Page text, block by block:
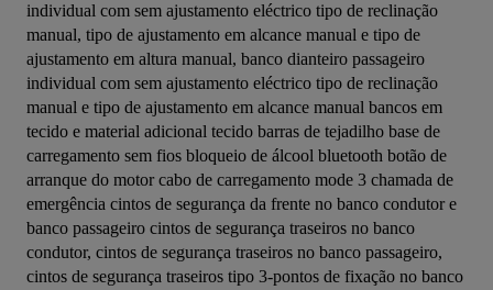
individual com sem ajustamento eléctrico tipo de reclinação
manual, tipo de ajustamento em alcance manual e tipo de
ajustamento em altura manual, banco dianteiro passageiro
individual com sem ajustamento eléctrico tipo de reclinação
manual e tipo de ajustamento em alcance manual bancos em
tecido e material adicional tecido barras de tejadilho base de
carregamento sem fios bloqueio de álcool bluetooth botão de
arranque do motor cabo de carregamento mode 3 chamada de
emergência cintos de segurança da frente no banco condutor e
banco passageiro cintos de segurança traseiros no banco
condutor, cintos de segurança traseiros no banco passageiro,
cintos de segurança traseiros tipo 3-pontos de fixação no banco